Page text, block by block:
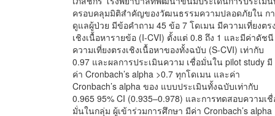
ครอบคลุมมิติสำคัญของวัฒนธรรมความปลอดภัยใน ก
ดูแลผู้ป่วย มีข้อคำถาม 45 ข้อ 7 โดเมน มีความเที่ยงตร
เชิงเนื้อหารายข้อ (I-CVI) ตั้งแต่ 0.8 ถึง 1 และมีค่าดัชนี
ความเที่ยงตรงเชิงเนื้อหาของทั้งฉบับ (S-CVI) เท่ากับ
0.97 และผลการประเมินความ เชื่อมั่นใน pilot study มี
ค่า Cronbach’s alpha >0.7 ทุกโดเมน และค่า
Cronbach’s alpha ของ แบบประเมินทั้งฉบับเท่ากับ
0.965 95% CI (0.935–0.978) และการทดสอบความเ
มั่นในกลุ่ม ผู้เข้าร่วมการศึกษา มีค่า Cronbach’s alpha